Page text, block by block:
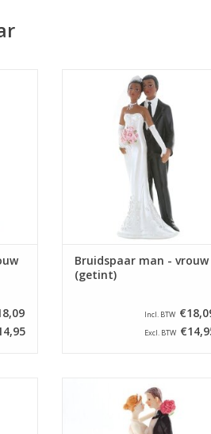
Mooie decoratie/taarttopper
voor een bruidstaart.
TOEVOEGEN AAN
Bruidspaar man - vrouw
(getint)
Incl. BTW
Excl. BTW
Mooie decoratie voor een
bruidstaart. Dit bruidspaar is
13,5 cm hoog.